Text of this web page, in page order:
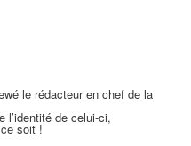
le rédacteur en chef de la
l’identité de celui-ci,
soit !